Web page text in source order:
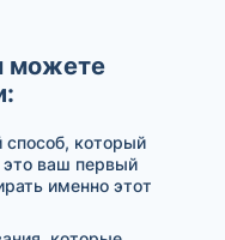
можете
который
ваш первый
именно этот